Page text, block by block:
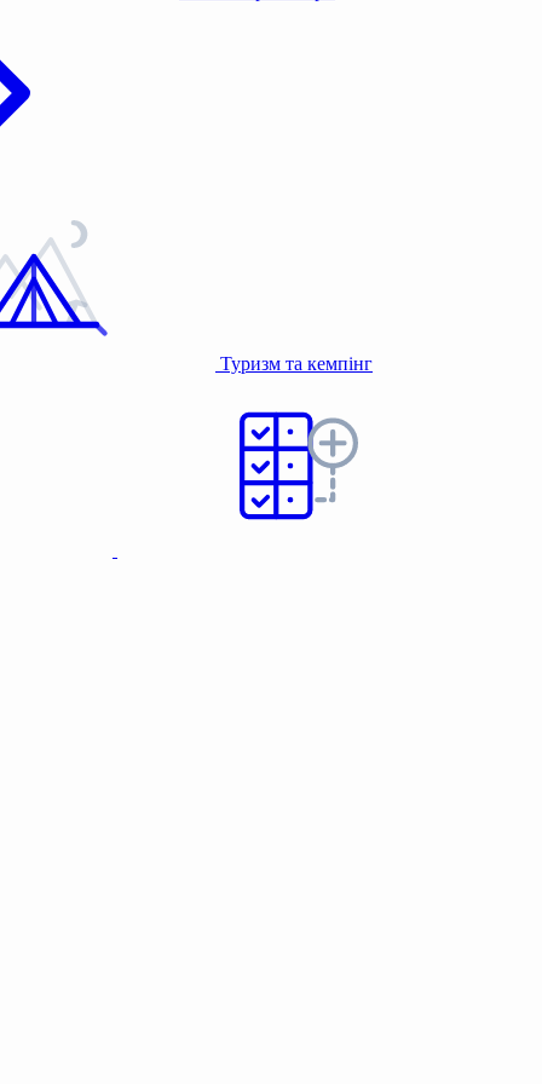
Туризм та кемпінг